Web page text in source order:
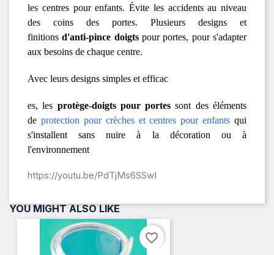
les centres pour enfants. Évite les accidents au niveau
des coins des portes. Plusieurs designs et
finitionsd'anti-pince doigtspour portes, pour s'adapter
aux besoins de chaque centre.
Avec leurs designs simples et efficac
es, les protège-doigts pour portes sont des éléments
de protection pour crèches et centres pour enfants qui
s'installent sans nuire à la décoration ou à
l'environnement
https://youtu.be/PdTjMs6SSwI
YOU MIGHT ALSO LIKE
favorite_border